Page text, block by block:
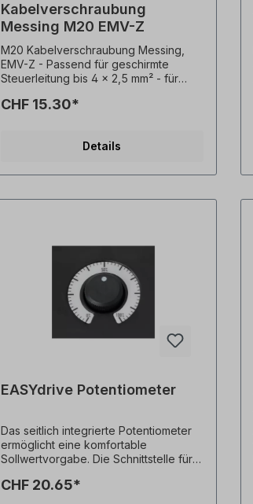
Kabelverschraubung
Messing M20 EMV-Z
M20 Kabelverschraubung Messing,
EMV-Z - Passend für geschirmte
Steuerleitung bis 4 x 2,5 mm² - für
mm bis 13 mm -
Hochleitfähiger, flexibler EMV-
CHF 15.30*
Details
EASYdrive Potentiometer
Das seitlich integrierte Potentiometer
ermöglicht eine komfortable
Sollwertvorgabe. Die Schnittstelle für
vorhanden. Das Potentiometer ist als
CHF 20.65*